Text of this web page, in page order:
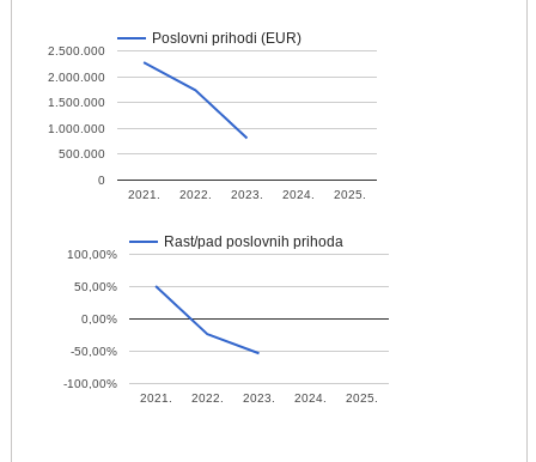
Poslovni prihodi (EUR)
2021. 2022. 2023. 2024. 2025.
0
500.000
1.000.000
1.500.000
2.000.000
2.500.000
Rast/pad poslovnih prihoda
2021. 2022. 2023. 2024. 2025.
-100,00%
-50,00%
0,00%
50,00%
100,00%